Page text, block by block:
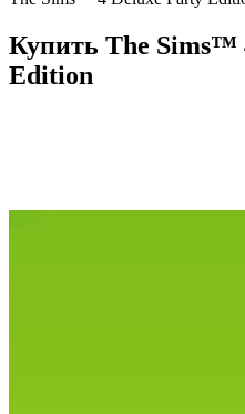
Купить The Sims™
Edition